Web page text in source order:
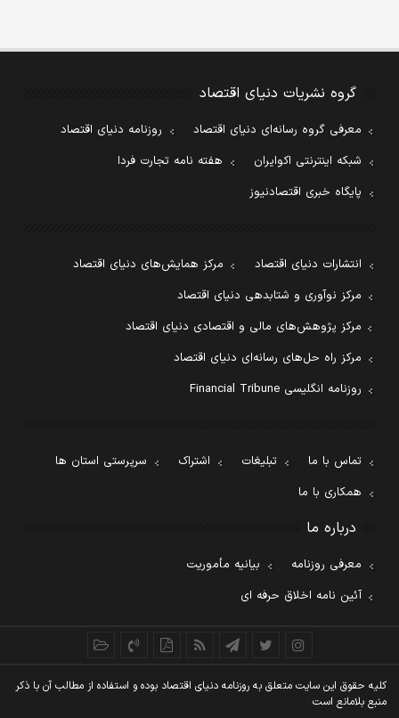
گروه نشریات دنیای اقتصاد
معرفی گروه رسانه‌ای دنیای اقتصاد
روزنامه دنیای اقتصاد
شبکه اینترنتی اکوایران
هفته نامه تجارت فردا
پایگاه خبری اقتصادنیوز
انتشارات دنیای اقتصاد
مرکز همایش‌های دنیای اقتصاد
مرکز نوآوری و شتابدهی دنیای اقتصاد
مرکز پژوهش‌های مالی و اقتصادی دنیای اقتصاد
مرکز راه حل‌های رسانه‌ای دنیای اقتصاد
روزنامه انگلیسی Financial Tribune
تماس با ما تبلیغات اشتراک
سرپرستی استان ها
همکاری با ما
درباره ما
معرفی روزنامه
بیانیه مأموریت
آئین نامه اخلاق حرفه ای
کليه حقوق اين سايت متعلق به روزنامه دنيای اقتصاد بوده و استفاده از مطالب آن با ذکر
منبع بلامانع است